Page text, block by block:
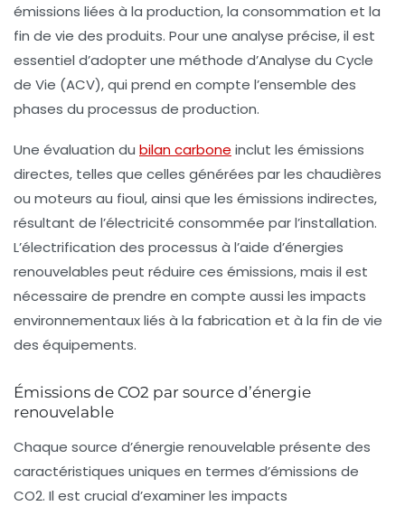
émissions liées à la production, la consommation et la
fin de vie des produits. Pour une analyse précise, il est
essentiel d’adopter une méthode d’Analyse du Cycle
de Vie (ACV), qui prend en compte l’ensemble des
phases du processus de production.
Une évaluation du bilan carbone inclut les émissions
directes, telles que celles générées par les chaudières
ou moteurs au fioul, ainsi que les émissions indirectes,
résultant de l’électricité consommée par l’installation.
L’électrification des processus à l’aide d’énergies
renouvelables peut réduire ces émissions, mais il est
nécessaire de prendre en compte aussi les impacts
environnementaux liés à la fabrication et à la fin de vie
des équipements.
Émissions de CO2 par source d’énergie
renouvelable
Chaque source d’énergie renouvelable présente des
caractéristiques uniques en termes d’émissions de
CO2. Il est crucial d’examiner les impacts